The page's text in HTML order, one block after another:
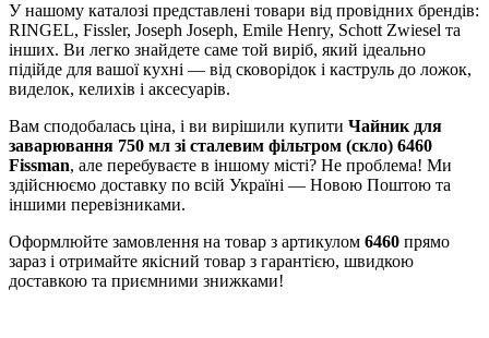
У нашому каталозі представлені товари від провідних брендів:
RINGEL, Fissler, Joseph Joseph, Emile Henry, Schott Zwiesel та
інших. Ви легко знайдете саме той виріб, який ідеально
підійде для вашої кухні — від сковорідок і каструль до ложок,
виделок, келихів і аксесуарів.
Вам сподобалась ціна, і ви вирішили купити Чайник для
заварювання 750 мл зі сталевим фільтром (скло) 6460
Fissman, але перебуваєте в іншому місті? Не проблема! Ми
здійснюємо доставку по всій Україні — Новою Поштою та
іншими перевізниками.
Оформлюйте замовлення на товар з артикулом 6460 прямо
зараз і отримайте якісний товар з гарантією, швидкою
доставкою та приємними знижками!